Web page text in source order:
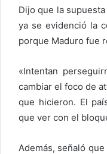
Dijo que la
ya se evidenció la
porque Maduro fue
«Intentan
cambiar el foco de
que hicieron. El
que ver con el
Además, señaló